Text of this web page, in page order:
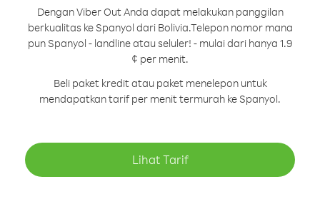
Dengan Viber Out Anda dapat melakukan panggilan
berkualitas ke Spanyol dari Bolivia.Telepon nomor mana
pun Spanyol - landline atau seluler! - mulai dari hanya 1.9
¢ per menit.
Beli paket kredit atau paket menelepon untuk
mendapatkan tarif per menit termurah ke Spanyol.
Lihat Tarif